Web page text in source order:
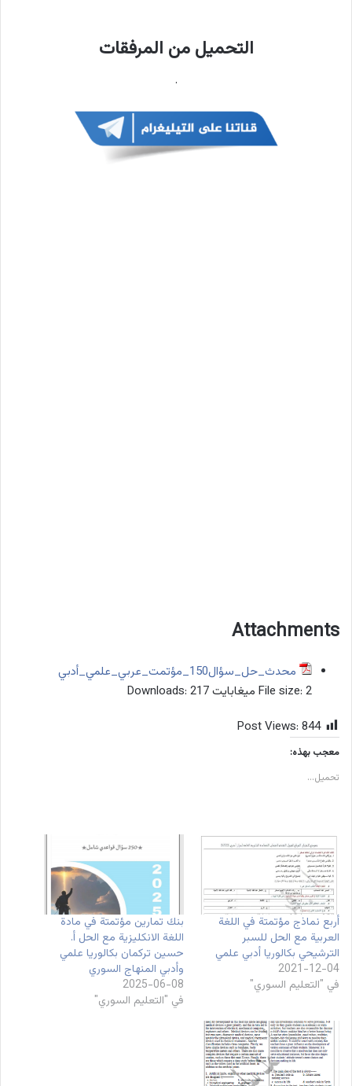
التحميل من المرفقات
.
Attachments
محدث_حل_سؤال150_مؤتمت_عربي_علمي_أدبي
File size: 2 ميغابايت Downloads: 217
Post Views: 844
معجب بهذه:
تحميل...
أربع نماذج مؤتمتة في اللغة
العربية مع الحل للسبر
الترشيحي بكالوريا أدبي علمي
2021-12-04
في "التعليم السوري"
بنك تمارين مؤتمتة في مادة
اللغة الانكليزية مع الحل أ.
حسين تركمان بكالوريا علمي
وأدبي المنهاج السوري
2025-06-08
في "التعليم السوري"